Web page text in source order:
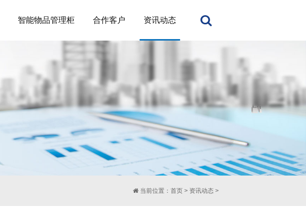
智能物品管理柜 合作客户 资讯动态
当前位置： 首页 > 资讯动态 >